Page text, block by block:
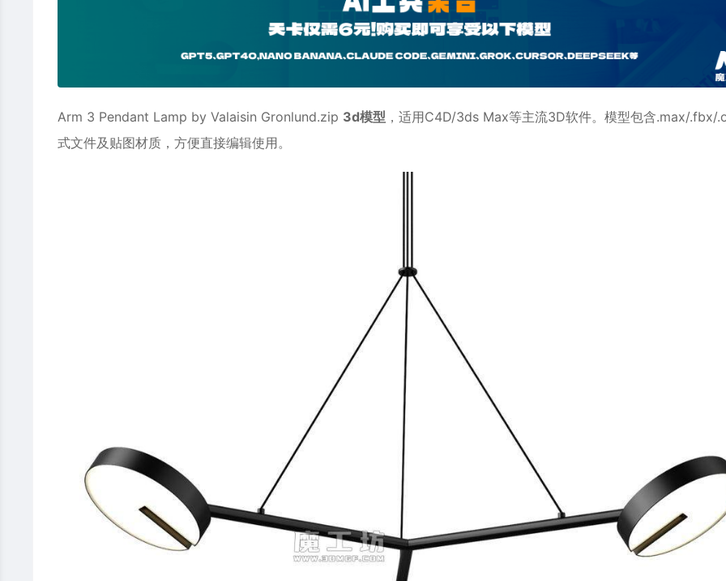
Arm 3 Pendant Lamp by Valaisin Gronlund.zip 3d模型 ，适用C4D/3ds Max等主流3D软件。模型包含.max/.fbx/
式文件及贴图材质，方便直接编辑使用。